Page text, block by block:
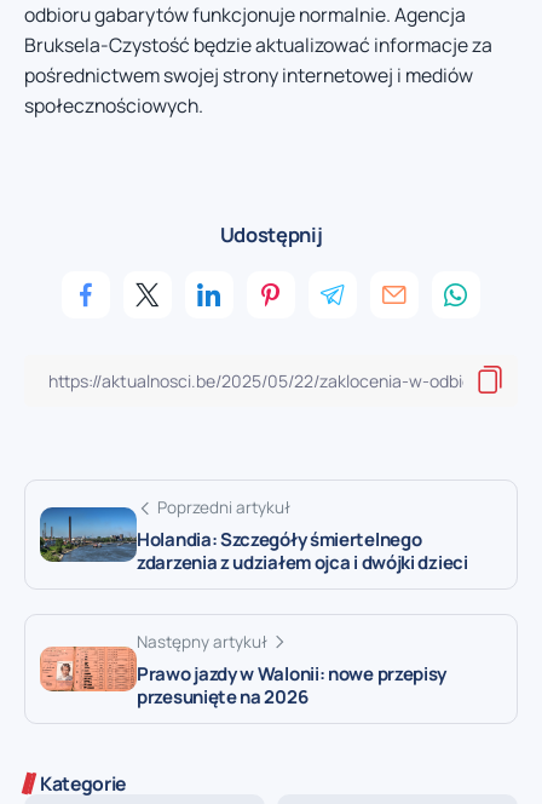
odbioru gabarytów funkcjonuje normalnie. Agencja
Bruksela-Czystość będzie aktualizować informacje za
pośrednictwem swojej strony internetowej i mediów
społecznościowych.
Udostępnij
Poprzedni artykuł
Holandia: Szczegóły śmiertelnego
zdarzenia z udziałem ojca i dwójki dzieci
Następny artykuł
Prawo jazdy w Walonii: nowe przepisy
przesunięte na 2026
Kategorie